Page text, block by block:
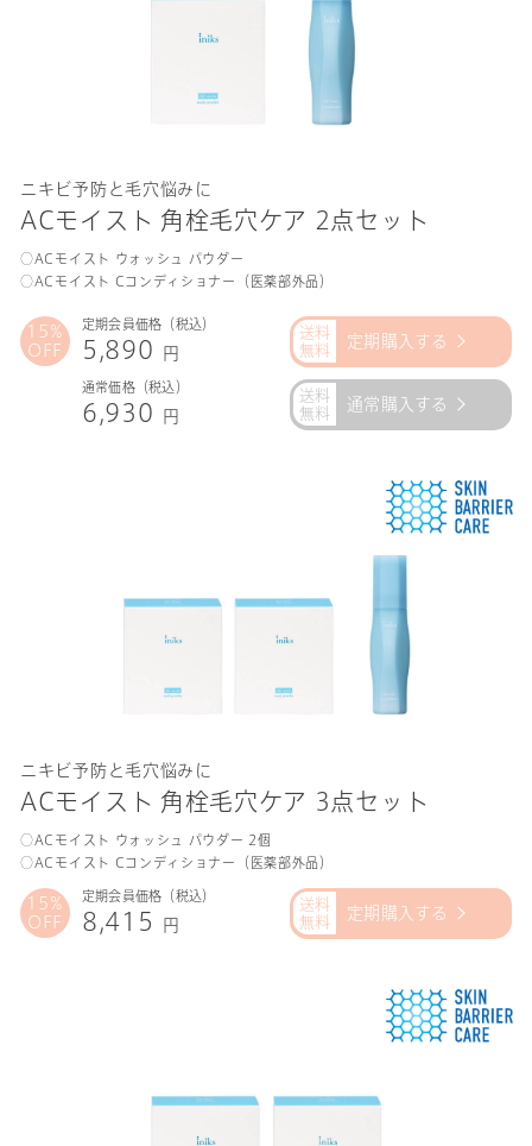
ニキビ予防と毛穴悩みに
ACモイスト 角栓毛穴ケア 2点セット
○ACモイスト ウォッシュ パウダー
○ACモイスト Cコンディショナー（医薬部外品）
15%
OFF
定期会員価格（税込）
5,890 円
定期購入する
通常価格（税込）
6,930 円
通常購入する
ニキビ予防と毛穴悩みに
ACモイスト 角栓毛穴ケア 3点セット
15%
OFF
定期会員価格（税込）
8,415 円
定期購入する
○ACモイスト ウォッシュ パウダー 2個
○ACモイスト Cコンディショナー（医薬部外品）